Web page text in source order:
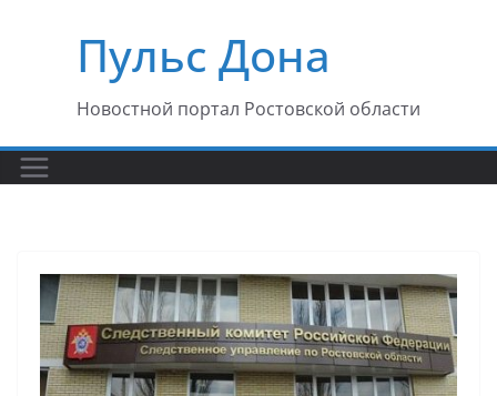
содержимомуПульс Дона
Новостной портал Ростовской области